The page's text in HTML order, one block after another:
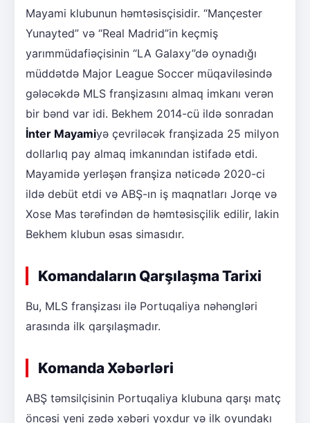
Mayami klubunun həmtəsisçisidir. “Mançester
Yunayted” və “Real Madrid”in keçmiş
yarımmüdafiəçisinin “LA Galaxy”də oynadığı
müddətdə Major League Soccer müqaviləsində
gələcəkdə MLS franşizasını almaq imkanı verən
bir bənd var idi. Bekhem 2014-cü ildə sonradan
İnter Mayamiyə çevriləcək franşizada 25 milyon
dollarlıq pay almaq imkanından istifadə etdi.
Mayamidə yerləşən franşiza nəticədə 2020-ci
ildə debüt etdi və ABŞ-ın iş maqnatları Jorqe və
Xose Mas tərəfindən də həmtəsisçilik edilir, lakin
Bekhem klubun əsas simasıdır.
Komandaların Qarşılaşma Tarixi
Bu, MLS franşizası ilə Portuqaliya nəhəngləri
arasında ilk qarşılaşmadır.
Komanda Xəbərləri
ABŞ təmsilçisinin Portuqaliya klubuna qarşı matç
öncəsi yeni zədə xəbəri yoxdur və ilk oyundakı